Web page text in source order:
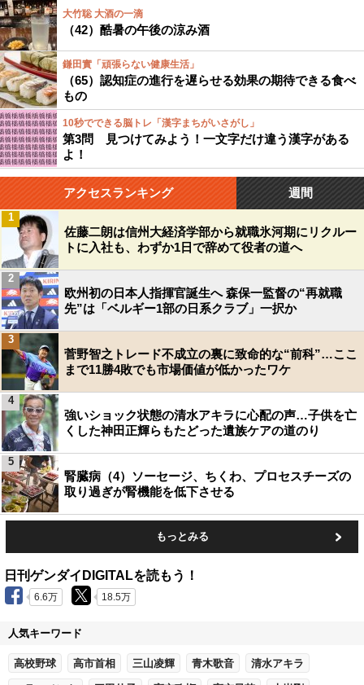
大竹聡 大酒の一滴
（42）酷暑の午後の涼み酒
鎌田實「頑張らない健康生活」
（65）認知症の進行を遅らせる効果の期待できる食べ
もの
10秒でできる脳トレ「漢字まちがいさがし」
第3問 見つけてみよう！一文字だけ違う漢字がある
よ！
アクセスランキング 週間
佐藤二朗は信州大経済学部から就職氷河期にリクルー
トに入社も、わずか1日で辞めて役者の道へ
1
欧州初の日本人指揮官誕生へ 森保一監督の“再就職
先”は「ベルギー1部の日系クラブ」一択か
2
菅野智之トレード不成立の裏に致命的な“前科”…ここ
まで11勝4敗でも市場価値が低かったワケ
3
強いショック状態の清水アキラに心配の声…子供を亡
くした神田正輝らもたどった遺族ケアの道のり
4
腎臓病（4）ソーセージ、ちくわ、プロセスチーズの
取り過ぎが腎機能を低下させる
5
もっとみる
日刊ゲンダイDIGITALを読もう！
6.6万 18.5万
人気キーワード
高校野球 高市首相 三山凌輝 青木歌音 清水アキラ